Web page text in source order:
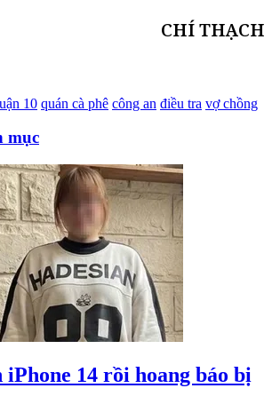
CHÍ THẠCH
10 quán cà phê công an điều tra vợ chồng
mục
14 rồi hoang báo bị